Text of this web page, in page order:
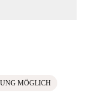
MÖGLICH